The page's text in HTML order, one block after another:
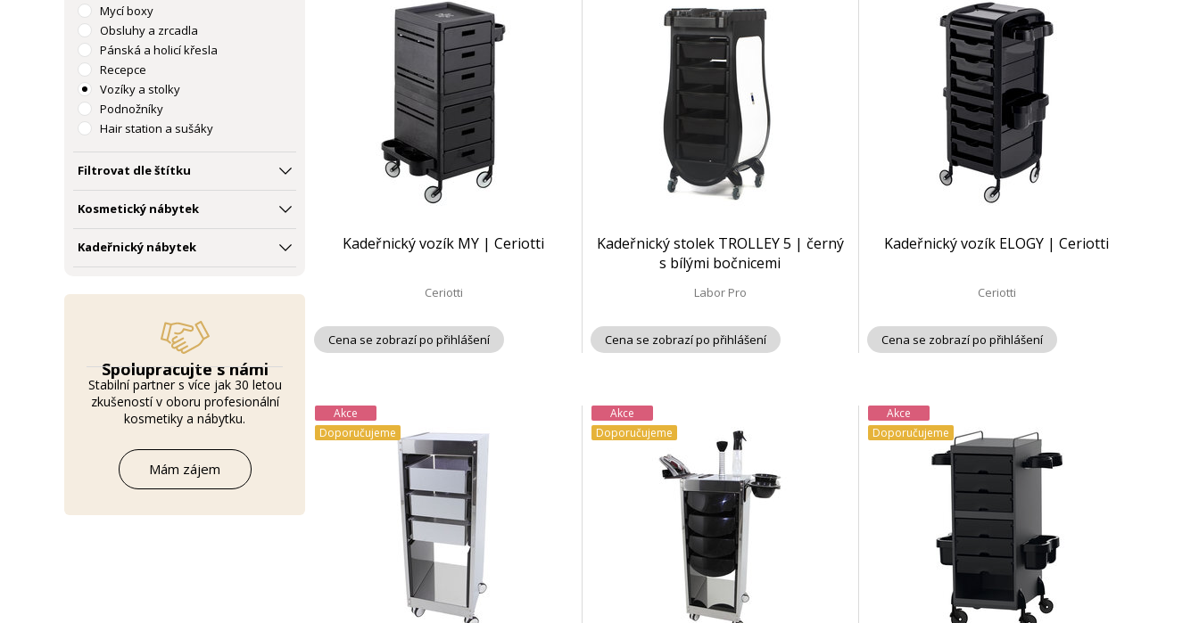
Mycí boxy
Obsluhy a zrcadla
Pánská a holicí křesla
Recepce
Vozíky a stolky
Podnožníky
Hair station a sušáky
Barber shop
Hygiena salonu
Příslušenství
Filtrovat dle štítku
Kosmetický nábytek
Kadeřnický nábytek
Spolupracujte s námi
Stabilní partner s více jak 30 letou
zkušeností v oboru profesionální
kosmetiky a nábytku.
Mám zájem
Kadeřnický vozík MY | Ceriotti
Ceriotti
Cena se zobrazí po přihlášení
Kadeřnický stolek TROLLEY 5 | černý
s bílými bočnicemi
Labor Pro
Cena se zobrazí po přihlášení
Kadeřnický vozík ELOGY | Ceriotti
Ceriotti
Cena se zobrazí po přihlášení
Akce
Doporučujeme
Akce
Doporučujeme
Akce
Doporučujeme